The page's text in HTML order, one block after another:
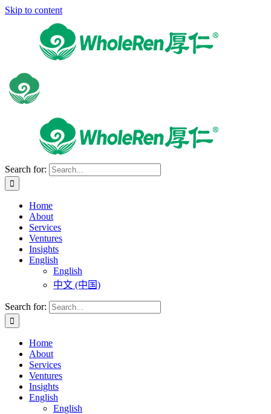
Skip to content
Search for:
Home
About
Services
Ventures
Insights
English
English
中文 (中国)
Search for:
Home
About
Services
Ventures
Insights
English
English